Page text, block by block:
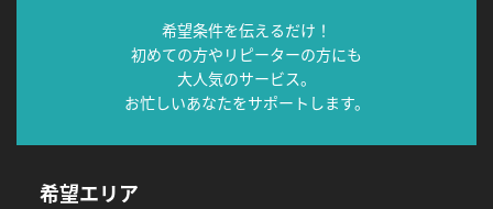
希望条件を伝えるだけ！
初めての方やリピーターの方にも
大人気のサービス。
お忙しいあなたをサポートします。
希望エリア